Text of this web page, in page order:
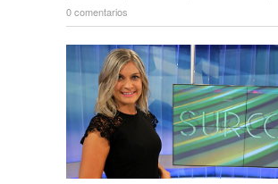
0 comentarios